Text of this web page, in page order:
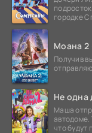
городке
Моана 2
Получив
Не одна
Маша
автодоме.
что будут